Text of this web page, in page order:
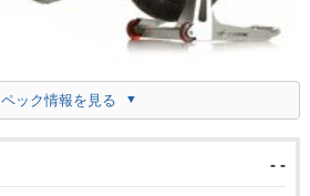
ペック情報を見る
- -